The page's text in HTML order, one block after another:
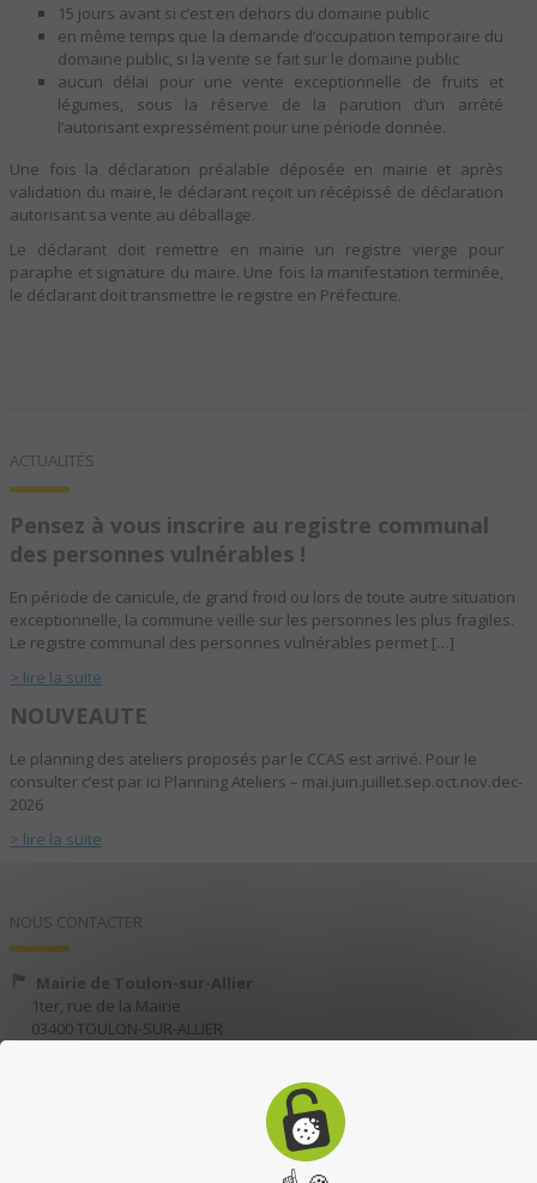
15 jours avant si c’est en dehors du domaine public
en même temps que la demande d’occupation temporaire du
domaine public, si la vente se fait sur le domaine public
aucun délai pour une vente exceptionnelle de fruits et
légumes, sous la réserve de la parution d’un arrêté
l’autorisant expressément pour une période donnée.
Une fois la déclaration préalable déposée en mairie et après
validation du maire, le déclarant reçoit un récépissé de déclaration
autorisant sa vente au déballage.
Le déclarant doit remettre en mairie un registre vierge pour
paraphe et signature du maire. Une fois la manifestation terminée,
le déclarant doit transmettre le registre en Préfecture.
ACTUALITÉS
Pensez à vous inscrire au registre communal
des personnes vulnérables !
En période de canicule, de grand froid ou lors de toute autre situation
exceptionnelle, la commune veille sur les personnes les plus fragiles.
Le registre communal des personnes vulnérables permet […]
> lire la suite
NOUVEAUTE
Le planning des ateliers proposés par le CCAS est arrivé. Pour le
consulter c’est par ici Planning Ateliers – mai.juin.juillet.sep.oct.nov.dec-
2026
> lire la suite
NOUS CONTACTER
Mairie de Toulon-sur-Allier
1ter, rue de la Mairie
03400 TOULON-SUR-ALLIER
accueil.mairie@toulon-sur-allier.fr